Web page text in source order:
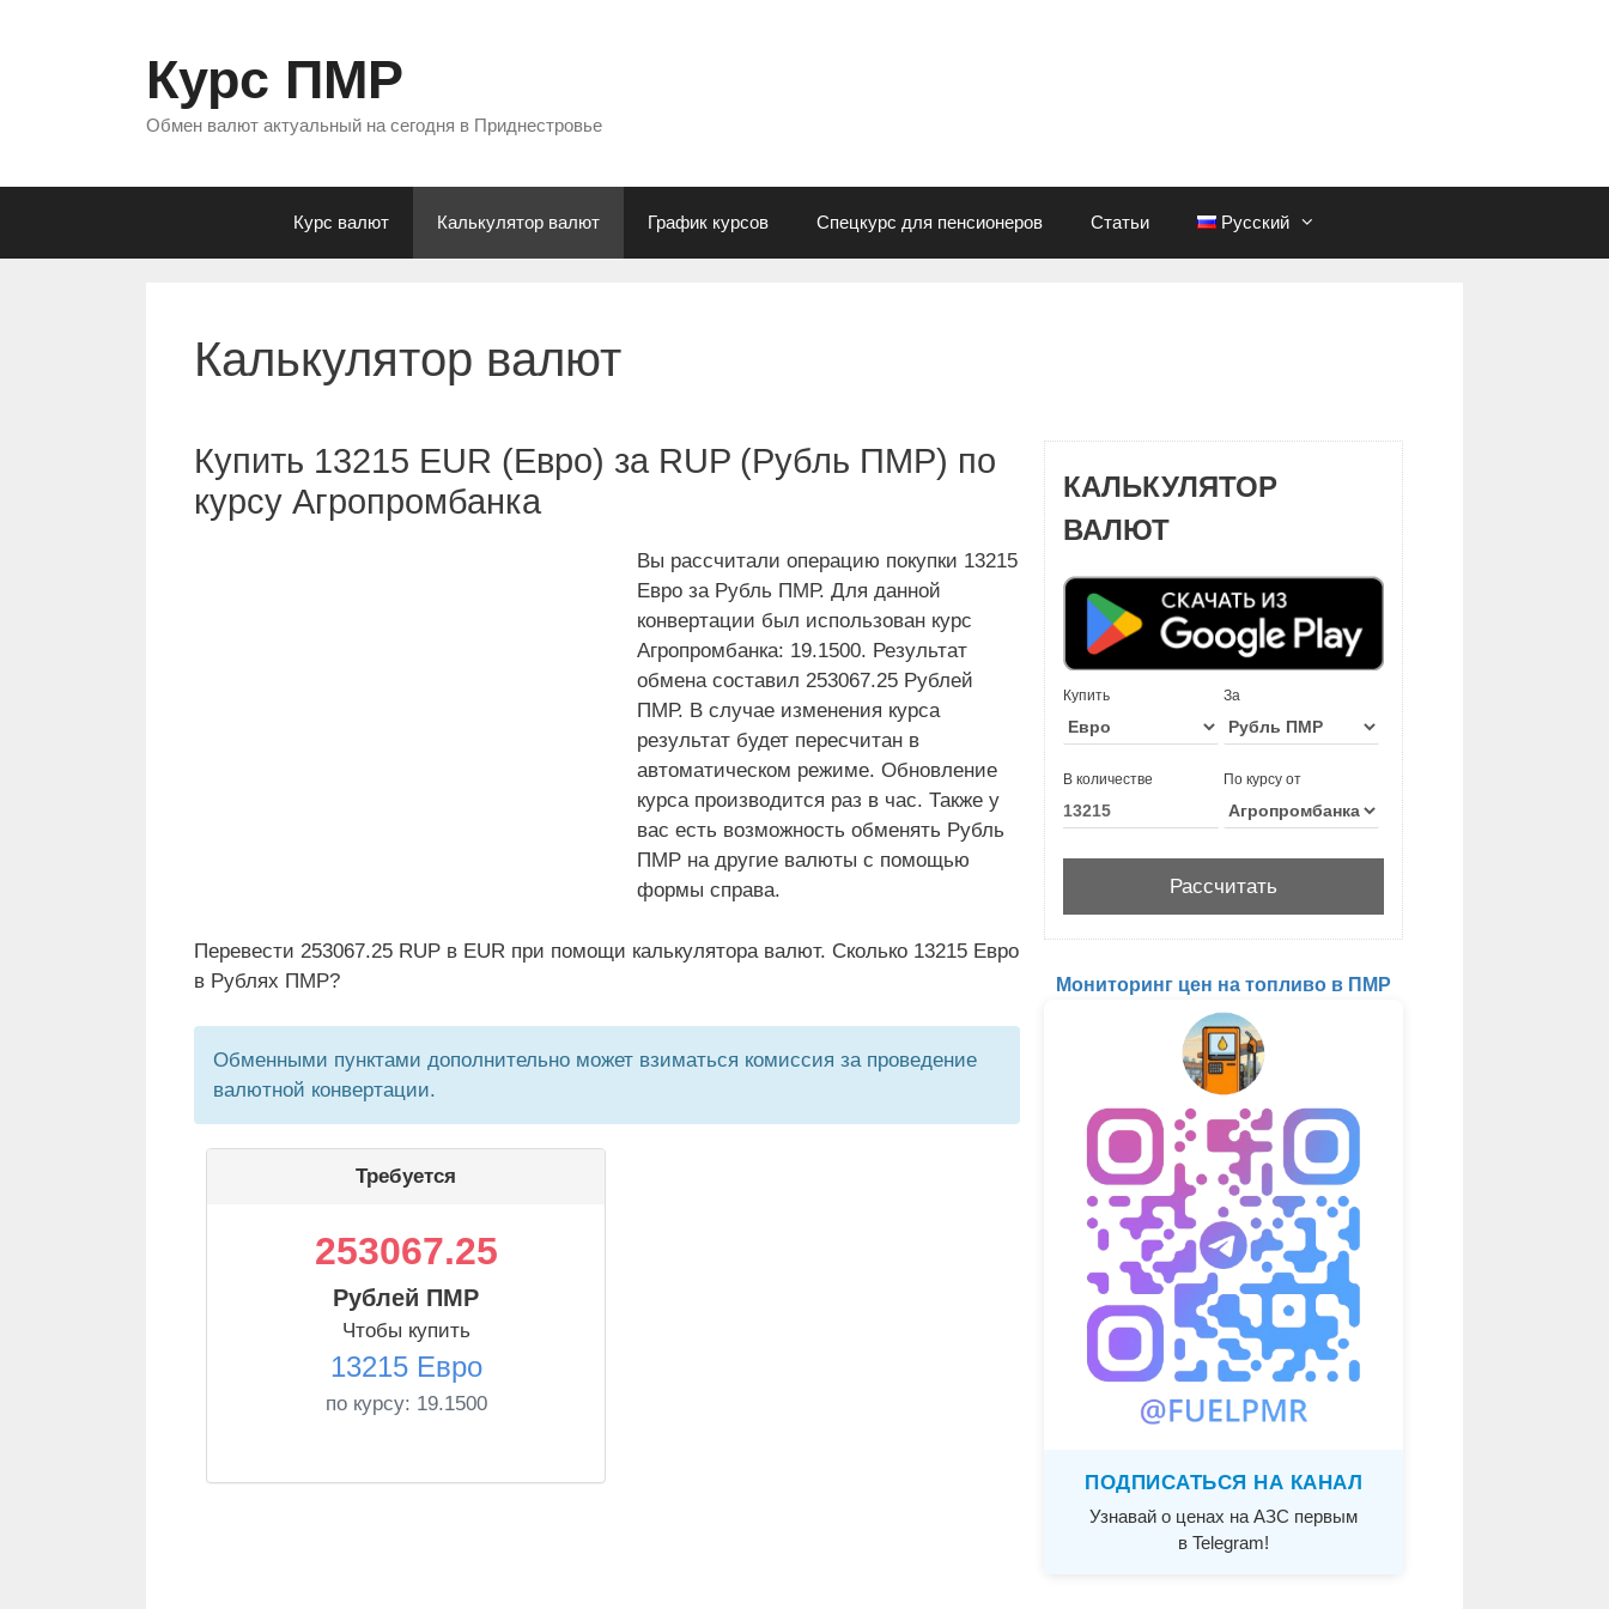
Курс ПМР
Обмен валют актуальный на сегодня в Приднестровье
Курс валют Калькулятор валют График курсов Спецкурс для пенсионеров Статьи Русский
Калькулятор валют
Купить 13215 EUR (Евро) за RUP (Рубль ПМР) по
курсу Агропромбанка
Вы рассчитали операцию покупки 13215
Евро за Рубль ПМР. Для данной
конвертации был использован курс
Агропромбанка: 19.1500. Результат
обмена составил 253067.25 Рублей
ПМР. В случае изменения курса
результат будет пересчитан в
автоматическом режиме. Обновление
курса производится раз в час. Также у
вас есть возможность обменять Рубль
ПМР на другие валюты с помощью
формы справа.
Перевести 253067.25 RUP в EUR при помощи калькулятора валют. Сколько 13215 Евро
в Рублях ПМР?
Обменными пунктами дополнительно может взиматься комиссия за проведение
валютной конвертации.
Требуется
253067.25
Рублей ПМР
Чтобы купить
13215 Евро
по курсу: 19.1500
КАЛЬКУЛЯТОР
ВАЛЮТ
Купить За
В количестве По курсу от
Мониторинг цен на топливо в ПМР
ПОДПИСАТЬСЯ НА КАНАЛ
Узнавай о ценах на АЗС первым
в Telegram!